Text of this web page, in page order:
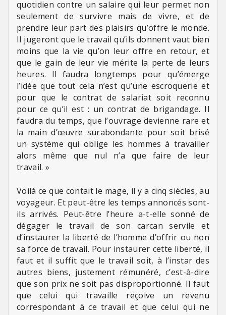
quotidien contre un salaire qui leur permet non
seulement de survivre mais de vivre, et de
prendre leur part des plaisirs qu’offre le monde.
Il jugeront que le travail qu’ils donnent vaut bien
moins que la vie qu’on leur offre en retour, et
que le gain de leur vie mérite la perte de leurs
heures. Il faudra longtemps pour qu’émerge
l’idée que tout cela n’est qu’une escroquerie et
pour que le contrat de salariat soit reconnu
pour ce qu’il est : un contrat de brigandage. Il
faudra du temps, que l’ouvrage devienne rare et
la main d’œuvre surabondante pour soit brisé
un système qui oblige les hommes à travailler
alors même que nul n’a que faire de leur
travail. »
Voilà ce que contait le mage, il y a cinq siècles, au
voyageur. Et peut-être les temps annoncés sont-
ils arrivés. Peut-être l’heure a-t-elle sonné de
dégager le travail de son carcan servile et
d’instaurer la liberté de l’homme d’offrir ou non
sa force de travail. Pour instaurer cette liberté, il
faut et il suffit que le travail soit, à l’instar des
autres biens, justement rémunéré, c’est-à-dire
que son prix ne soit pas disproportionné. Il faut
que celui qui travaille reçoive un revenu
correspondant à ce travail et que celui qui ne